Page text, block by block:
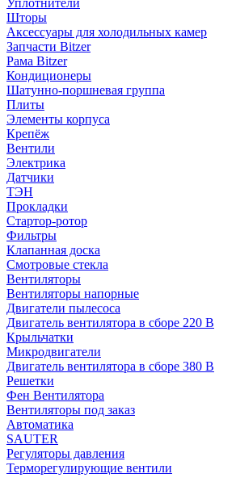
Уплотнители
Шторы
Аксессуары для холодильных камер
Запчасти Bitzer
Рама Bitzer
Кондиционеры
Шатунно-поршневая группа
Плиты
Элементы корпуса
Крепёж
Вентили
Электрика
Датчики
ТЭН
Прокладки
Стартор-ротор
Фильтры
Клапанная доска
Смотровые стекла
Вентиляторы
Вентиляторы напорные
Двигатели пылесоса
Двигатель вентилятора в сборе 220 В
Крыльчатки
Микродвигатели
Двигатель вентилятора в сборе 380 В
Решетки
Фен Вентилятора
Вентиляторы под заказ
Автоматика
SAUTER
Регуляторы давления
Терморегулирующие вентили